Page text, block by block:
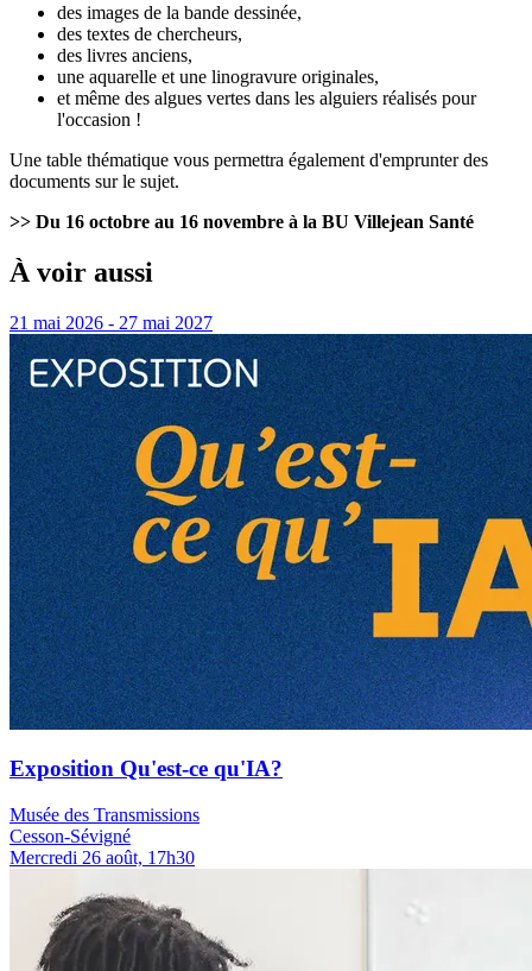
des images de la bande dessinée,
des textes de chercheurs,
des livres anciens,
une aquarelle et une linogravure originales,
et même des algues vertes dans les alguiers réalisés pour
l'occasion !
Une table thématique vous permettra également d'emprunter des
documents sur le sujet.
>> Du 16 octobre au 16 novembre à la BU Villejean Santé
À voir aussi
21 mai 2026 - 27 mai 2027
Exposition Qu'est-ce qu'IA?
Musée des Transmissions
Cesson-Sévigné
Mercredi 26 août, 17h30